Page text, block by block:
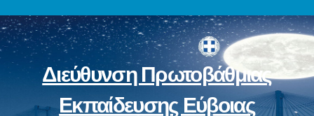
to
content
Διεύθυνση Πρωτοβάθμιας
Εκπαίδευσης Εύβοιας